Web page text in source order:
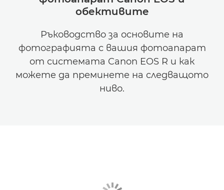
обективите
Ръководство за основите на
фотографията с вашия фотоапарат
от системата Canon EOS R и как
можете да преминете на следващото
ниво.